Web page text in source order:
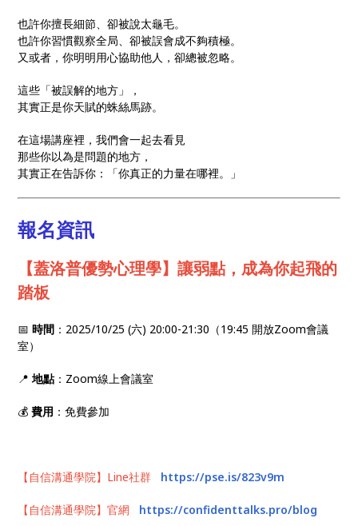
也許你擅長細節、卻被說太龜毛。
也許你習慣觀察全局、卻被誤會成不夠積極。
又或者，你明明用心協助他人，卻總被忽略。
這些「被誤解的地方」，
其實正是你天賦的蛛絲馬跡。
在這場講座裡，我們會一起去看見
那些你以為是問題的地方，
其實正在告訴你：「你真正的力量在哪裡。」
報名資訊
【蓋洛普優勢心理學】讓弱點，成為你起飛的
踏板
📅時間 ：2025/10/25 (六) 20:00-21:30（19:45 開放Zoom會議
室）
📍地點：Zoom線上會議室
💰費用 ：免費參加
【自信溝通學院】Line社群 https://pse.is/823v9m
【自信溝通學院】官網 https://confidenttalks.pro/blog